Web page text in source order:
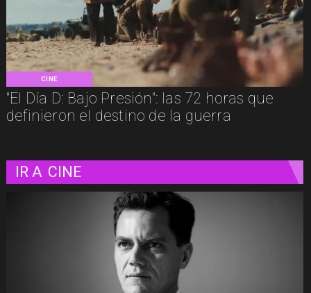
CINE
"El Día D: Bajo Presión": las 72 horas que
definieron el destino de la guerra
IR A CINE